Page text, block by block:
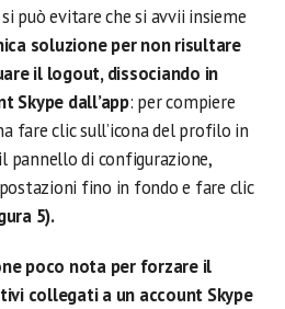
può evitare che si avvii insieme
soluzione per non risultare
il logout, dissociando in
Skype dall’app: per compiere
fare clic sull’icona del profilo in
pannello di configurazione,
fino in fondo e fare clic
5).
poco nota per forzare il
collegati a un account Skype